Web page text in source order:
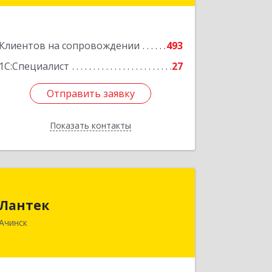
Клиентов на сопровождении
493
1С:Специалист
27
Отправить заявку
Показать контакты
Отправить заявку
Назад
Подробнее